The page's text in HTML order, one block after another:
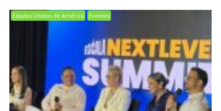
Estados Unidos de América Eventos